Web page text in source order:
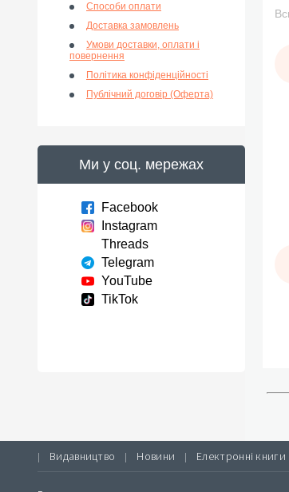
Способи оплати
Доставка замовлень
Умови доставки, оплати і
повернення
Політика конфіденційності
Публічний договір (Оферта)
Ми у соц. мережах
Facebook
Instagram
Threads
Telegram
YouTube
TikTok
| Видавництво | Новини | Електронні книги